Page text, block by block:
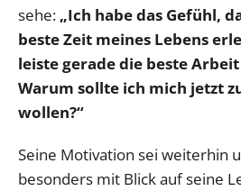
sehe: „Ich habe das Gefühl,
beste Zeit meines Lebens
leiste gerade die beste
Warum sollte ich mich jetzt
wollen?“
Seine Motivation sei weiterhin
besonders mit Blick auf seine